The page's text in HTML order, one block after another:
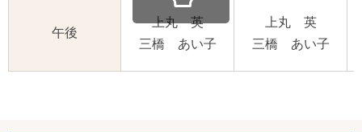
午後
上丸 英
三橋 あい子
上丸 英
三橋 あい子